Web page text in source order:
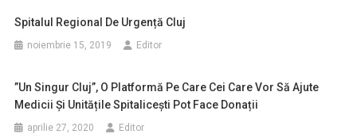
Spitalul Regional De Urgență Cluj
noiembrie 15, 2019 Editor
”Un Singur Cluj”, O Platformă Pe Care Cei Care Vor Să Ajute
Medicii Și Unitățile Spitalicești Pot Face Donații
aprilie 27, 2020 Editor